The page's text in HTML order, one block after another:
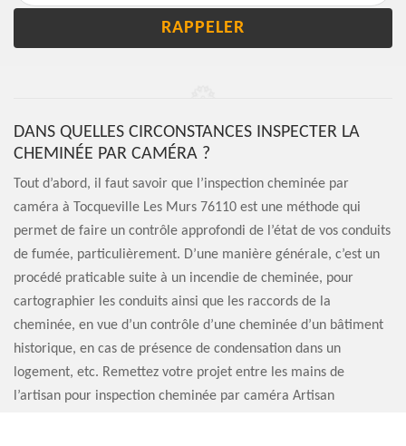
DANS QUELLES CIRCONSTANCES INSPECTER LA
CHEMINÉE PAR CAMÉRA ?
Tout d’abord, il faut savoir que l’inspection cheminée par
caméra à Tocqueville Les Murs 76110 est une méthode qui
permet de faire un contrôle approfondi de l’état de vos conduits
de fumée, particulièrement. D’une manière générale, c’est un
procédé praticable suite à un incendie de cheminée, pour
cartographier les conduits ainsi que les raccords de la
cheminée, en vue d’un contrôle d’une cheminée d’un bâtiment
historique, en cas de présence de condensation dans un
logement, etc. Remettez votre projet entre les mains de
l’artisan pour inspection cheminée par caméra Artisan